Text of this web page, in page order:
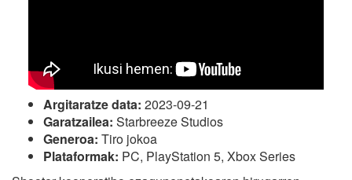
Argitaratze data: 2023-09-21
Garatzailea: Starbreeze Studios
Generoa: Tiro jokoa
Plataformak: PC, PlayStation 5, Xbox Series